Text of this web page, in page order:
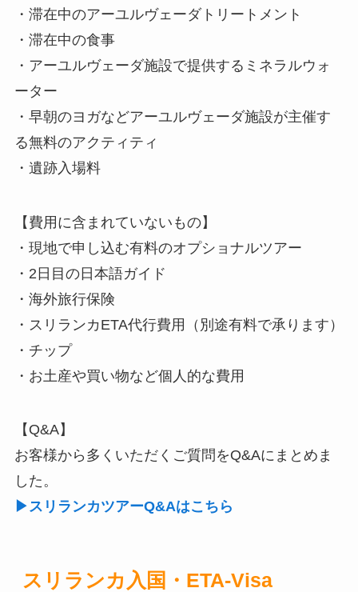
・滞在中のアーユルヴェーダトリートメント
・滞在中の食事
・アーユルヴェーダ施設で提供するミネラルウォ
ーター
・早朝のヨガなどアーユルヴェーダ施設が主催す
る無料のアクティティ
・遺跡入場料
【費用に含まれていないもの】
・現地で申し込む有料のオプショナルツアー
・2日目の日本語ガイド
・海外旅行保険
・スリランカETA代行費用（別途有料で承ります）
・チップ
・お土産や買い物など個人的な費用
【Q&A】
お客様から多くいただくご質問をQ&Aにまとめま
した。
▶スリランカツアーQ&Aはこちら
スリランカ入国・ETA-Visa